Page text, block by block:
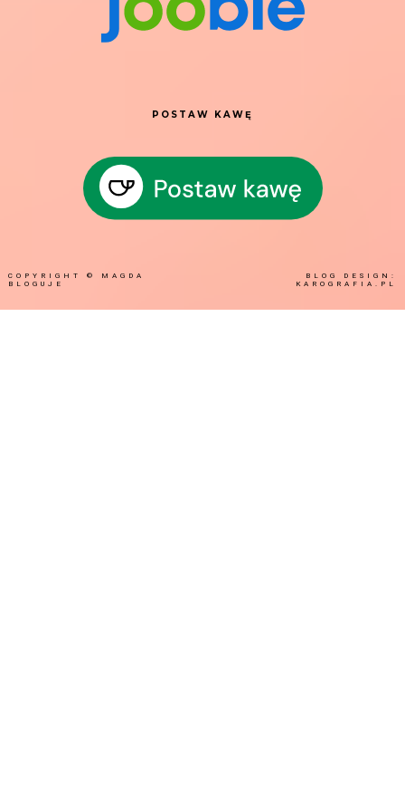
POSTAW KAWĘ
COPYRIGHT ©
MAGDA
BLOGUJE
BLOG DESIGN:
KAROGRAFIA.PL